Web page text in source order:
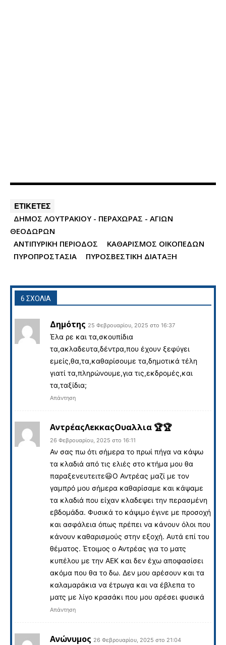
ΕΤΙΚΕΤΕΣ
ΔΗΜΟΣ ΛΟΥΤΡΑΚΙΟΥ - ΠΕΡΑΧΩΡΑΣ - ΑΓΙΩΝ
ΘΕΟΔΩΡΩΝ
ΑΝΤΙΠΥΡΙΚΗ ΠΕΡΙΟΔΟΣ
ΚΑΘΑΡΙΣΜΟΣ ΟΙΚΟΠΕΔΩΝ
ΠΥΡΟΠΡΟΣΤΑΣΙΑ
ΠΥΡΟΣΒΕΣΤΙΚΗ ΔΙΑΤΑΞΗ
6 ΣΧΟΛΙΑ
Δημότης 25 Φεβρουαρίου, 2025 στο 16:37
Έλα ρε και τα,σκουπίδια
τα,ακλαδευτα,δέντρα,που έχουν ξεφύγει
εμείς,θα,τα,καθαρίσουμε τα,δημοτικά τέλη
γιατί τα,πληρώνουμε,για τις,εκδρομές,και
τα,ταξίδια;
Απάντηση
ΑντρέαςΛεκκαςΟυαλλια 🏆🏆
26 Φεβρουαρίου, 2025 στο 16:11
Αν σας πω ότι σήμερα το πρωί πήγα να κάψω
τα κλαδιά από τις ελιές στο κτήμα μου θα
παραξενευτειτε😃Ο Αντρέας μαζί με τον
γαμπρό μου σήμερα καθαρίσαμε και κάψαμε
τα κλαδιά που είχαν κλαδεψει την περασμένη
εβδομάδα. Φυσικά το κάψιμο έγινε με προσοχή
και ασφάλεια όπως πρέπει να κάνουν όλοι που
κάνουν καθαρισμούς στην εξοχή. Αυτά επί του
θέματος. Έτοιμος ο Αντρέας για το ματς
κυπέλου με την ΑΕΚ και δεν έχω αποφασίσει
ακόμα που θα το δω. Δεν μου αρέσουν και τα
καλαμαράκια να έτρωγα και να έβλεπα το
ματς με λίγο κρασάκι που μου αρέσει φυσικά
Απάντηση
Ανώνυμος 26 Φεβρουαρίου, 2025 στο 21:04